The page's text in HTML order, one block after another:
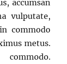
accumsan
vulputate,
commodo
metus.